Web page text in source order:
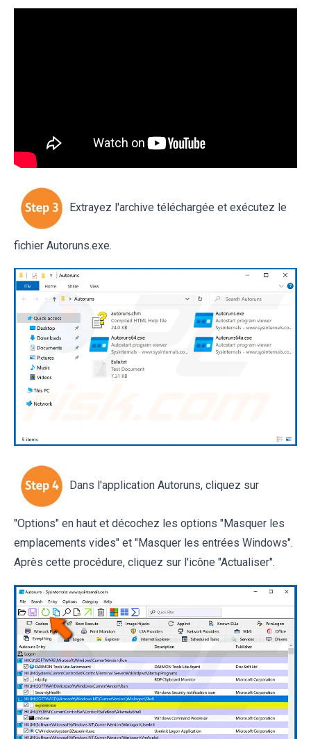
Extrayez l'archive téléchargée et exécutez le
fichier Autoruns.exe.
Dans l'application Autoruns, cliquez sur
"Options" en haut et décochez les options "Masquer les
emplacements vides" et "Masquer les entrées Windows".
Après cette procédure, cliquez sur l'icône "Actualiser".